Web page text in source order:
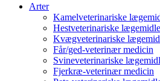
Arter
Kamelveterinariske
Hestveterinariske
Kvægveterinariske
Får/ged-veterinær medicin
Svineveterinariske
Fjerkræ-veterinær medicin